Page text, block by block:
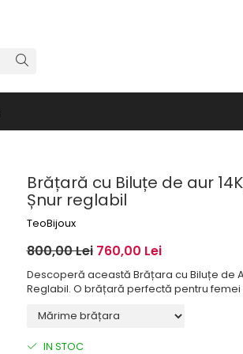
Brățară cu Biluțe de aur
Șnur reglabil
TeoBijoux
800,00 Lei 760,00 Lei
Descoperă această Brățara cu Biluțe de
Reglabil. O brățară perfectă pentru femei
IN STOC